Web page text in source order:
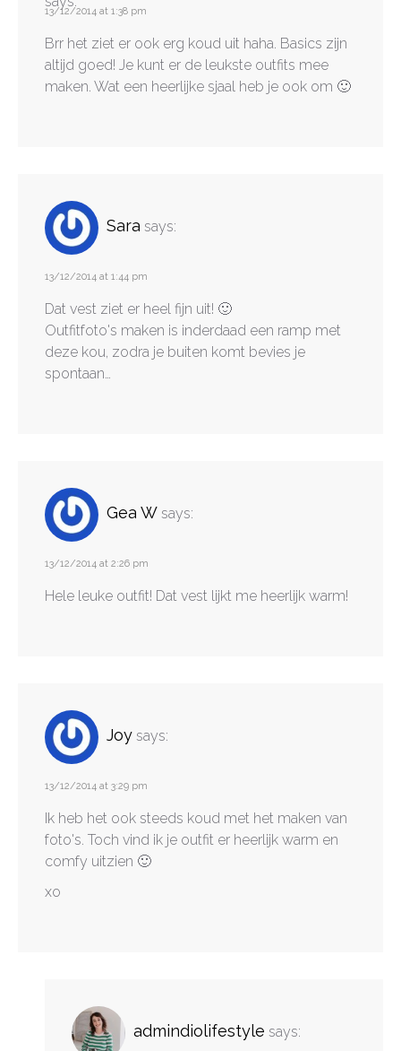
13/12/2014 at 1:38 pm
Brr het ziet er ook erg koud uit haha. Basics zijn
altijd goed! Je kunt er de leukste outfits mee
maken. Wat een heerlijke sjaal heb je ook om 🙂
Sara says:
13/12/2014 at 1:44 pm
Dat vest ziet er heel fijn uit! 🙂
Outfitfoto's maken is inderdaad een ramp met
deze kou, zodra je buiten komt bevies je
spontaan…
Gea W says:
13/12/2014 at 2:26 pm
Hele leuke outfit! Dat vest lijkt me heerlijk warm!
Joy says:
13/12/2014 at 3:29 pm
Ik heb het ook steeds koud met het maken van
foto's. Toch vind ik je outfit er heerlijk warm en
comfy uitzien 🙂
xo
admindiolifestyle says: